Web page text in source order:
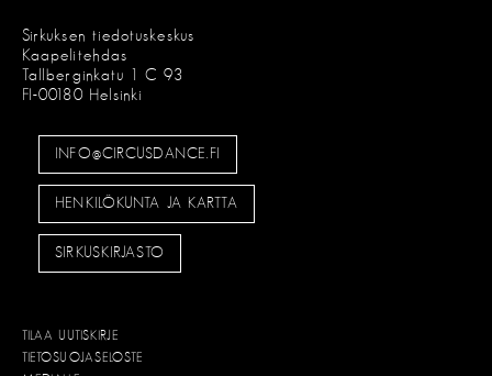
Sirkuksen tiedotuskeskus
Kaapelitehdas
Tallberginkatu 1 C 93
FI-00180 Helsinki
INFO@CIRCUSDANCE.FI
HENKILÖKUNTA JA KARTTA
SIRKUSKIRJASTO
TILAA UUTISKIRJE
TIETOSUOJASELOSTE